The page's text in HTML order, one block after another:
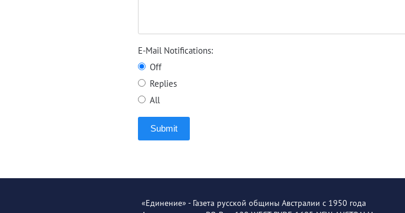
E-Mail Notifications:
Off
Replies
All
Submit
«Единение» - Газета русской общины Австралии с 1950 года